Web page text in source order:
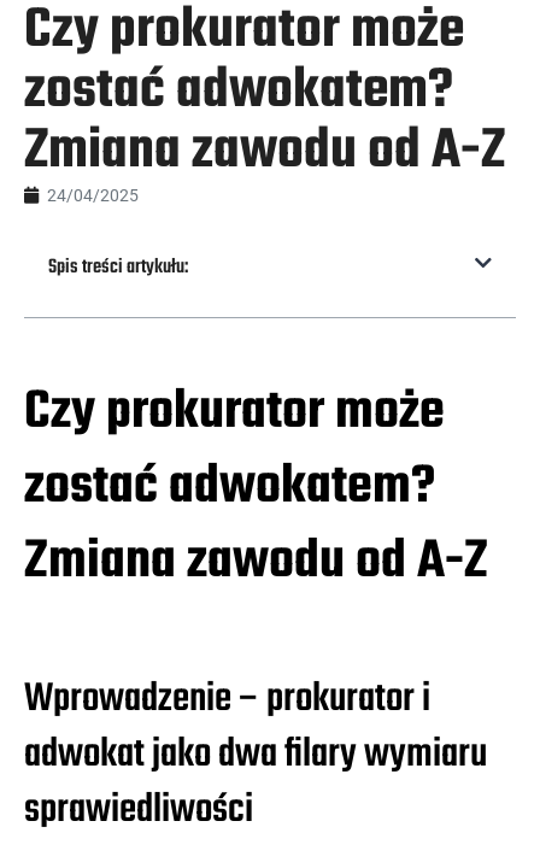
Czy prokurator może
zostać adwokatem?
Zmiana zawodu od A-Z
24/04/2025
Spis treści artykułu:
Czy prokurator może
zostać adwokatem?
Zmiana zawodu od A-Z
Wprowadzenie – prokurator i
adwokat jako dwa filary wymiaru
sprawiedliwości